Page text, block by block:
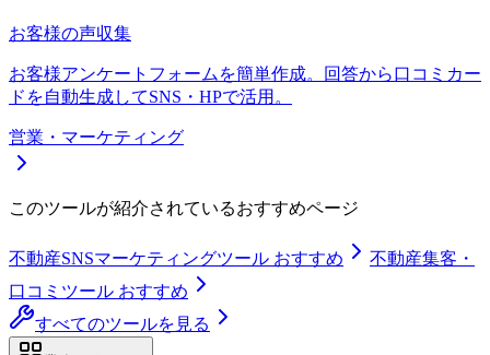
お客様の声収集
お客様アンケートフォームを簡単作成。回答から口コミカー
ドを自動生成してSNS・HPで活用。
営業・マーケティング
このツールが紹介されているおすすめページ
不動産SNSマーケティングツール おすすめ
不動産集客・
口コミツール おすすめ
すべてのツールを見る